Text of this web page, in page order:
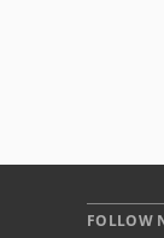
FOLLOW